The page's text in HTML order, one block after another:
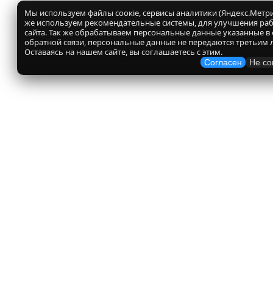
Мы используем файлы соокіе, сервисы аналитики
же используем рекомендательные системы, для улучшения
сайта. Так же обрабатываем персональные данные указанные
обратной связи, персональные данные не передаются третьим
Оставаясь на нашем сайте, вы соглашаетесь с этим.
Согласен Не